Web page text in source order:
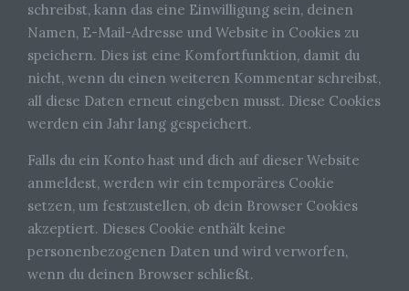
schreibst, kann das eine Einwilligung sein, deinen
Namen, E-Mail-Adresse und Website in Cookies zu
speichern. Dies ist eine Komfortfunktion, damit du
nicht, wenn du einen weiteren Kommentar schreibst,
all diese Daten erneut eingeben musst. Diese Cookies
werden ein Jahr lang gespeichert.
Falls du ein Konto hast und dich auf dieser Website
anmeldest, werden wir ein temporäres Cookie
setzen, um festzustellen, ob dein Browser Cookies
akzeptiert. Dieses Cookie enthält keine
personenbezogenen Daten und wird verworfen,
wenn du deinen Browser schließt.